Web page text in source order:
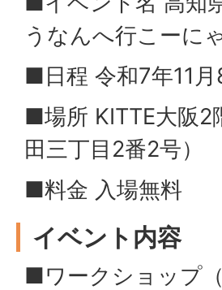
うなんへ行こーに
■日程 令和7年11
■場所 KITTE大阪2
田三丁目2番2号）
■料金 入場無料
イベント内容
■ワークショップ